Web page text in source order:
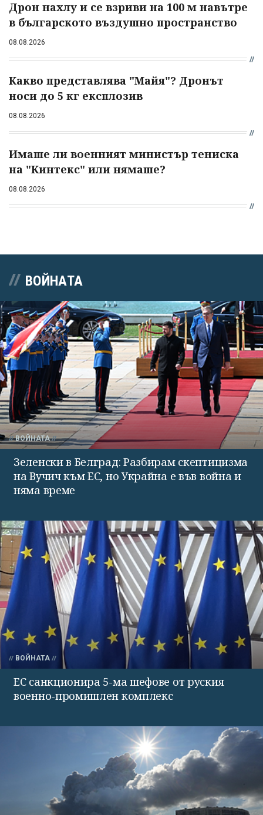
Дрон нахлу и се взриви на 100 м навътре
в българското въздушно пространство
08.08.2026
Какво представлява "Майя"? Дронът
носи до 5 кг експлозив
08.08.2026
Имаше ли военният министър тениска
на "Кинтекс" или нямаше?
08.08.2026
ВОЙНАТА
ВОЙНАТА
Зеленски в Белград: Разбирам скептицизма
на Вучич към ЕС, но Украйна е във война и
няма време
ВОЙНАТА
ЕС санкционира 5-ма шефове от руския
военно-промишлен комплекс